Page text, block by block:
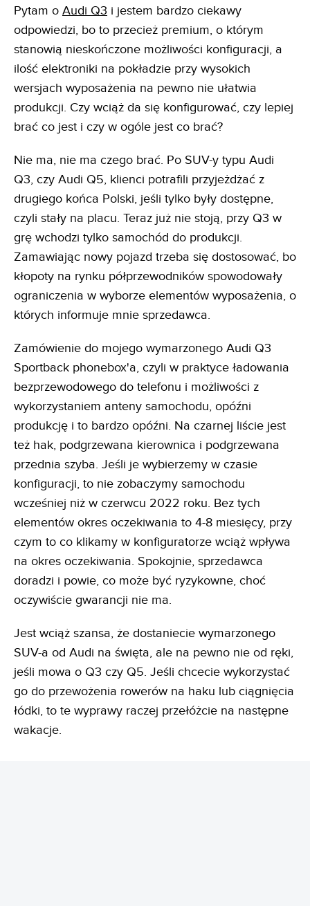
Pytam o Audi Q3 i jestem bardzo ciekawy
odpowiedzi, bo to przecież premium, o którym
stanowią nieskończone możliwości konfiguracji, a
ilość elektroniki na pokładzie przy wysokich
wersjach wyposażenia na pewno nie ułatwia
produkcji. Czy wciąż da się konfigurować, czy lepiej
brać co jest i czy w ogóle jest co brać?
Nie ma, nie ma czego brać. Po SUV-y typu Audi
Q3, czy Audi Q5, klienci potrafili przyjeżdżać z
drugiego końca Polski, jeśli tylko były dostępne,
czyli stały na placu. Teraz już nie stoją, przy Q3 w
grę wchodzi tylko samochód do produkcji.
Zamawiając nowy pojazd trzeba się dostosować, bo
kłopoty na rynku półprzewodników spowodowały
ograniczenia w wyborze elementów wyposażenia, o
których informuje mnie sprzedawca.
Zamówienie do mojego wymarzonego Audi Q3
Sportback phonebox'a, czyli w praktyce ładowania
bezprzewodowego do telefonu i możliwości z
wykorzystaniem anteny samochodu, opóźni
produkcję i to bardzo opóźni. Na czarnej liście jest
też hak, podgrzewana kierownica i podgrzewana
przednia szyba. Jeśli je wybierzemy w czasie
konfiguracji, to nie zobaczymy samochodu
wcześniej niż w czerwcu 2022 roku. Bez tych
elementów okres oczekiwania to 4-8 miesięcy, przy
czym to co klikamy w konfiguratorze wciąż wpływa
na okres oczekiwania. Spokojnie, sprzedawca
doradzi i powie, co może być ryzykowne, choć
oczywiście gwarancji nie ma.
Jest wciąż szansa, że dostaniecie wymarzonego
SUV-a od Audi na święta, ale na pewno nie od ręki,
jeśli mowa o Q3 czy Q5. Jeśli chcecie wykorzystać
go do przewożenia rowerów na haku lub ciągnięcia
łódki, to te wyprawy raczej przełóżcie na następne
wakacje.